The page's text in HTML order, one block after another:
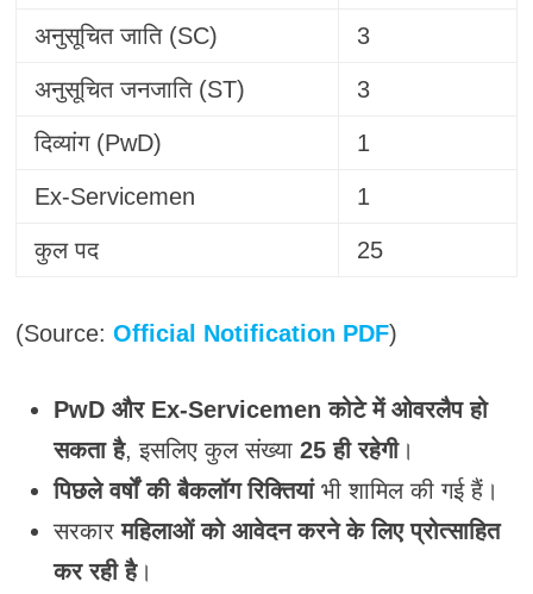
अनुसूचित जाति (SC) 3
अनुसूचित जनजाति (ST) 3
दिव्यांग (PwD) 1
Ex-Servicemen 1
कुल पद 25
(Source: Official Notification PDF)
PwD और Ex-Servicemen कोटे में ओवरलैप हो
सकता है, इसलिए कुल संख्या 25 ही रहेगी।
पिछले वर्षों की बैकलॉग रिक्तियांभी शामिल की गई हैं।
सरकारमहिलाओं को आवेदन करने के लिए प्रोत्साहित
कर रही है।